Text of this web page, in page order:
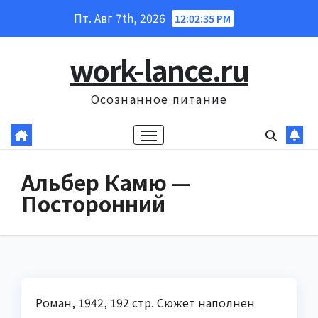
Пт. Авг 7th, 2026 12:02:36 PM
work-lance.ru
Осознанное питание
Альбер Камю —
Посторонний
Роман, 1942, 192 стр. Сюжет наполнен